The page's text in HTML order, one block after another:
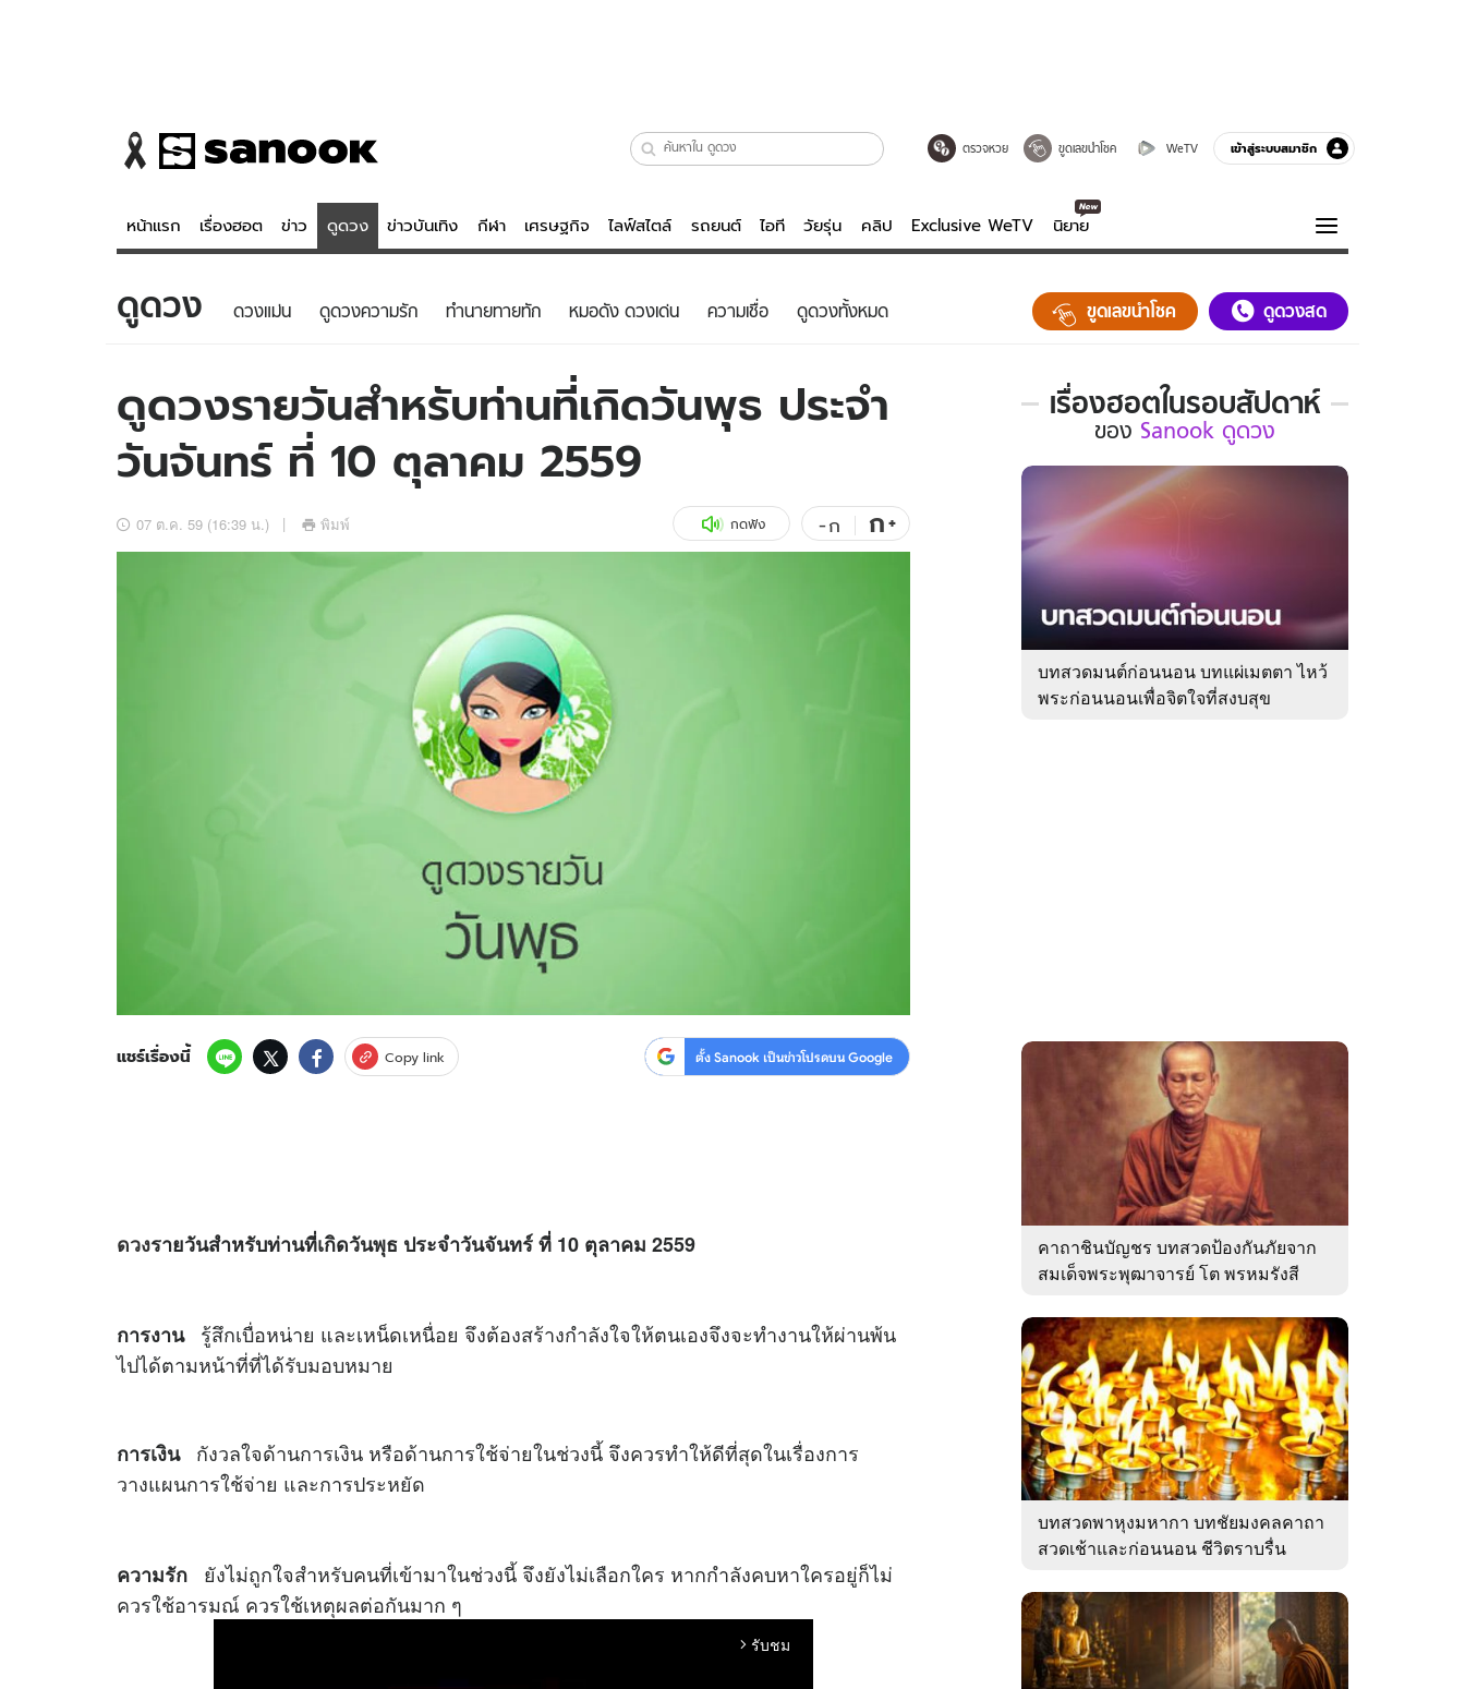
ตรวจหวย ขูดเลขนำโชค WeTV เข้าสู่ระบบสมาชิก
หน้าแรก เรื่องฮอต ข่าว ดูดวง ข่าวบันเทิง กีฬา เศรษฐกิจ ไลฟ์สไตล์ รถยนต์ ไอที วัยรุ่น คลิป Exclusive WeTV นิยาย
ข่าว
ข่าวบันเทิง
ข่าวกีฬา
ข่าวเศรษฐกิจ
อัปเดตจีน
เช็กข่าวชัวร์
ดูดวง - ตรวจหวย
สถิติหวยไทย
หวยลาว
ไลฟ์สไตล์
วัยรุ่น
สุขภาพ
เที่ยว-กิน
ดูทีวี
WeTV
ความรู้รอบตัว
ฮาวทู
ติดตามสนุกโซเชียลได้ที่
ดูดวง ดวงแม่น ดูดวงความรัก ทํานายทายทัก หมอดัง ดวงเด่น ความเชื่อ ดูดวงทั้งหมด ขูดเลขนำโชค ดูดวงสด
ดูดวงรายวันสำหรับท่านที่เกิดวันพุธ ประจำ
วันจันทร์ ที่ 10 ตุลาคม 2559
07 ต.ค. 59 (16:39 น.) พิมพ์ กดฟัง -ก ก+
แชร์เรื่องนี้ Copy link ตั้ง Sanook เป็นข่าวโปรดบน Google
ดวงรายวันสำหรับท่านที่เกิดวันพุธ ประจำวันจันทร์ ที่ 10 ตุลาคม 2559
การงานรู้สึกเบื่อหน่าย และเหน็ดเหนื่อย จึงต้องสร้างกำลังใจให้ตนเองจึงจะทำงานให้ผ่านพ้น
ไปได้ตามหน้าที่ที่ได้รับมอบหมาย
การเงินกังวลใจด้านการเงิน หรือด้านการใช้จ่ายในช่วงนี้ จึงควรทำให้ดีที่สุดในเรื่องการ
วางแผนการใช้จ่าย และการประหยัด
ความรัก ยังไม่ถูกใจสำหรับคนที่เข้ามาในช่วงนี้ จึงยังไม่เลือกใคร หากกำลังคบหาใครอยู่ก็ไม่
ควรใช้อารมณ์ ควรใช้เหตุผลต่อกันมาก ๆ
arrow_forward_ios รับชม
เรื่องฮอตในรอบสัปดาห์
เรื่อง
ใน
รอบ
ของ
Sanook
ดูด
ของ Sanook ดูดวง
บทสวดมนต์ก่อนนอน บทแผ่เมตตา ไหว้
พระก่อนนอนเพื่อจิตใจที่สงบสุข
คาถาชินบัญชร บทสวดป้องกันภัยจาก
สมเด็จพระพุฒาจารย์ โต พรหมรังสี
บทสวดพาหุงมหากา บทชัยมงคลคาถา
สวดเช้าและก่อนนอน ชีวิตราบรื่น